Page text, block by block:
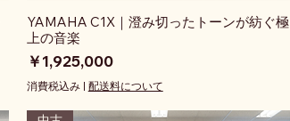
YAMAHA C1X｜澄み切ったトーンが紡ぐ極
上の音楽
価格
￥1,925,000
消費税込み| 配送料について